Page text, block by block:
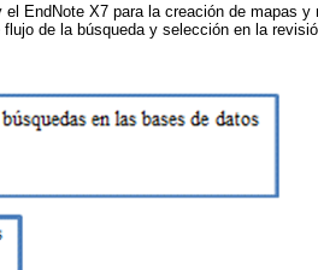
EndNote X7 para la creación de mapas y
flujo de la búsqueda y selección en la